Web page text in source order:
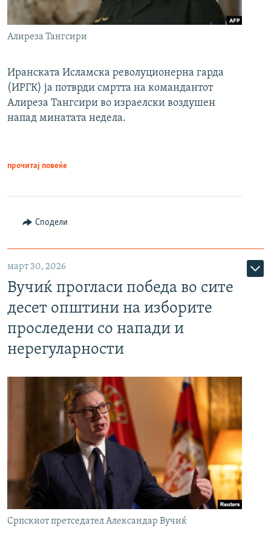
Алиреза Тангсири
Иранската Исламска револуционерна гарда
(ИРГК) ја потврди смртта на командантот
Алиреза Тангсири во израелски воздушен
напад минатата недела.
прочитај повеќе
Сподели
март 30, 2026
Вучиќ прогласи победа во сите
десет општини на изборите
проследени со напади и
нерегуларности
Српскиот претседател Александар Вучиќ